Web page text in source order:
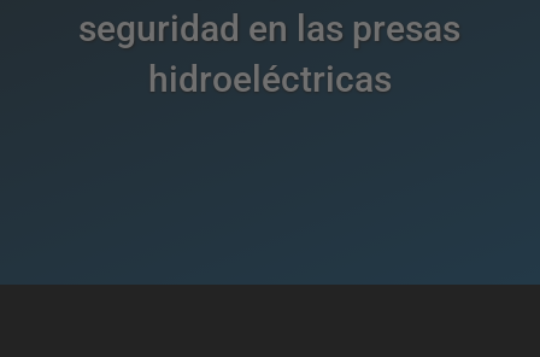
seguridad en las presas
hidroeléctricas